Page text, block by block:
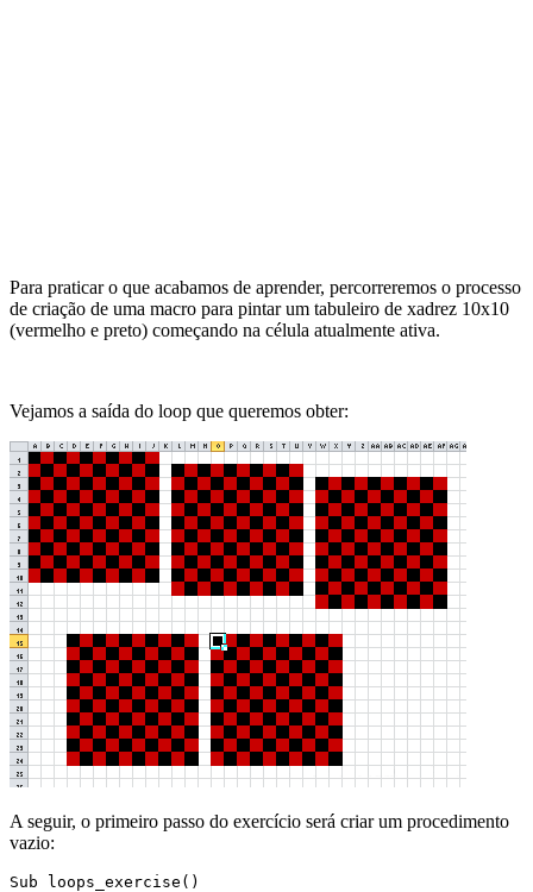
Para praticar o que acabamos de aprender, percorreremos o processo
de criação de uma macro para pintar um tabuleiro de xadrez 10x10
(vermelho e preto) começando na célula atualmente ativa.
Vejamos a saída do loop que queremos obter:
A seguir, o primeiro passo do exercício será criar um procedimento
vazio:
Sub loops_exercise()